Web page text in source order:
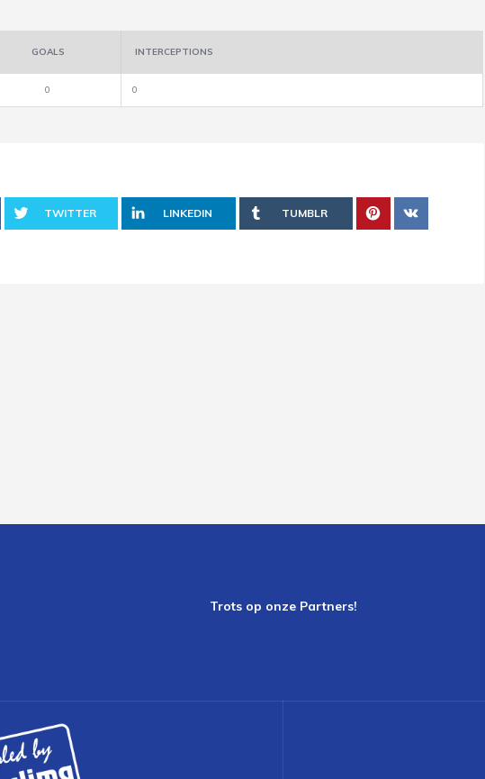
GOALS INTERCEPTIONS
0 0
TWITTER LINKEDIN TUMBLR
Trots op onze Partners!